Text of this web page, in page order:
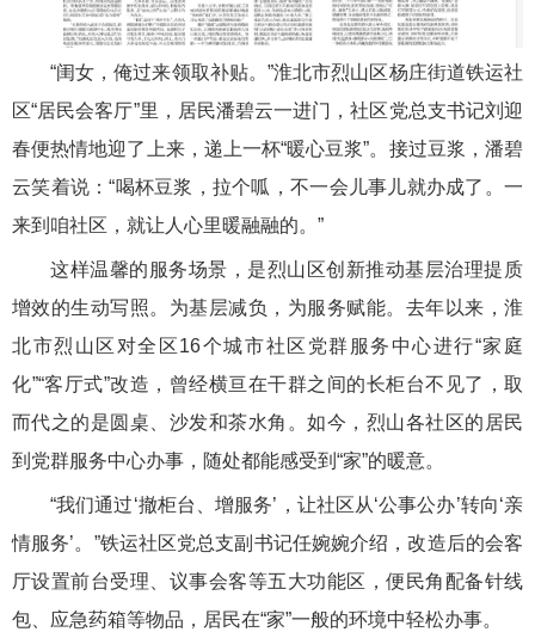
“闺女，俺过来领取补贴。”淮北市烈山区杨庄街道铁运社
区“居民会客厅”里，居民潘碧云一进门，社区党总支书记刘迎
春便热情地迎了上来，递上一杯“暖心豆浆”。接过豆浆，潘碧
云笑着说：“喝杯豆浆，拉个呱，不一会儿事儿就办成了。一
来到咱社区，就让人心里暖融融的。”
这样温馨的服务场景，是烈山区创新推动基层治理提质
增效的生动写照。为基层减负，为服务赋能。去年以来，淮
北市烈山区对全区16个城市社区党群服务中心进行“家庭
化”“客厅式”改造，曾经横亘在干群之间的长柜台不见了，取
而代之的是圆桌、沙发和茶水角。如今，烈山各社区的居民
到党群服务中心办事，随处都能感受到“家”的暖意。
“我们通过‘撤柜台、增服务’，让社区从‘公事公办’转向‘亲
情服务’。”铁运社区党总支副书记任婉婉介绍，改造后的会客
厅设置前台受理、议事会客等五大功能区，便民角配备针线
包、应急药箱等物品，居民在“家”一般的环境中轻松办事。